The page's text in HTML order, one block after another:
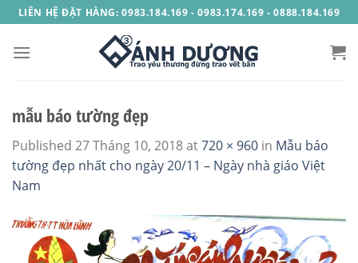
Skip
to
content
LIÊN HỆ ĐẶT HÀNG: 0983.184.169 - 0983.174.169 - 0888.184.169
mẫu báo tường đẹp
Published 27 Tháng 10, 2018at720 × 960 in Mẫu báo
tường đẹp nhất cho ngày 20/11 – Ngày nhà giáo Việt
Nam